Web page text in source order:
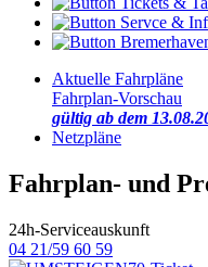
Aktuelle Fahrpläne
Fahrplan-Vorschau
gültig ab dem
Netzpläne
Fahrplan- und
24h-Serviceauskunft
04 21/59 60 59